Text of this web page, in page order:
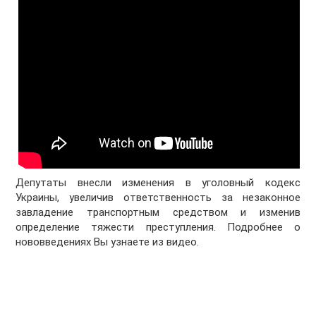
Депутаты внесли изменения в уголовный кодекс
Украины, увеличив ответственность за незаконное
завладение транспортным средством и изменив
определение тяжести преступления. Подробнее о
нововведениях Вы узнаете из видео.